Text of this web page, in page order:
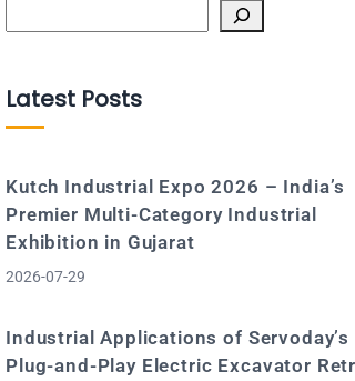
Latest Posts
Kutch Industrial Expo 2026 – India’s
Premier Multi-Category Industrial
Exhibition in Gujarat
2026-07-29
Industrial Applications of Servoday’s
Plug-and-Play Electric Excavator